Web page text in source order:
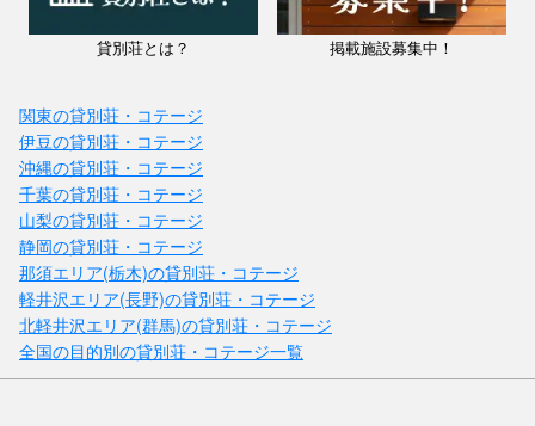
貸別荘とは？ 掲載施設募集中！
関東の貸別荘・コテージ
伊豆の貸別荘・コテージ
沖縄の貸別荘・コテージ
千葉の貸別荘・コテージ
山梨の貸別荘・コテージ
静岡の貸別荘・コテージ
那須エリア(栃木)の貸別荘・コテージ
軽井沢エリア(長野)の貸別荘・コテージ
北軽井沢エリア(群馬)の貸別荘・コテージ
全国の目的別の貸別荘・コテージ一覧